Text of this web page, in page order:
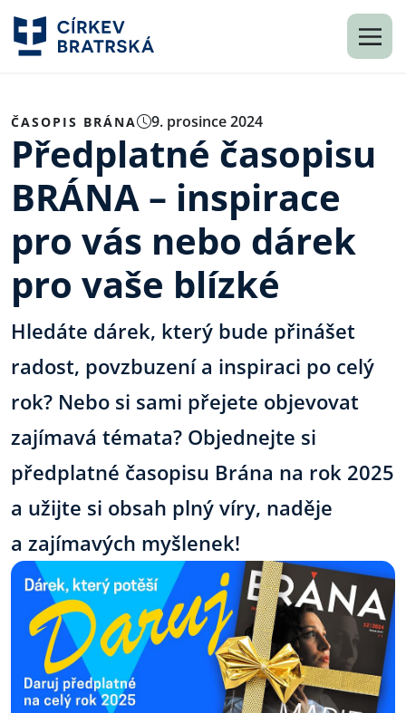
ČASOPIS BRÁNA 9. prosince 2024
Předplatné časopisu
BRÁNA – inspirace
pro vás nebo dárek
pro vaše blízké
Hledáte dárek, který bude přinášet
radost, povzbuzení a inspiraci po celý
rok? Nebo si sami přejete objevovat
zajímavá témata? Objednejte si
předplatné časopisu Brána na rok 2025
a užijte si obsah plný víry, naděje
a zajímavých myšlenek!